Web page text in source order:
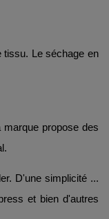
tissu. Le séchage en
marque propose des
D'une simplicité ...
et bien d'autres